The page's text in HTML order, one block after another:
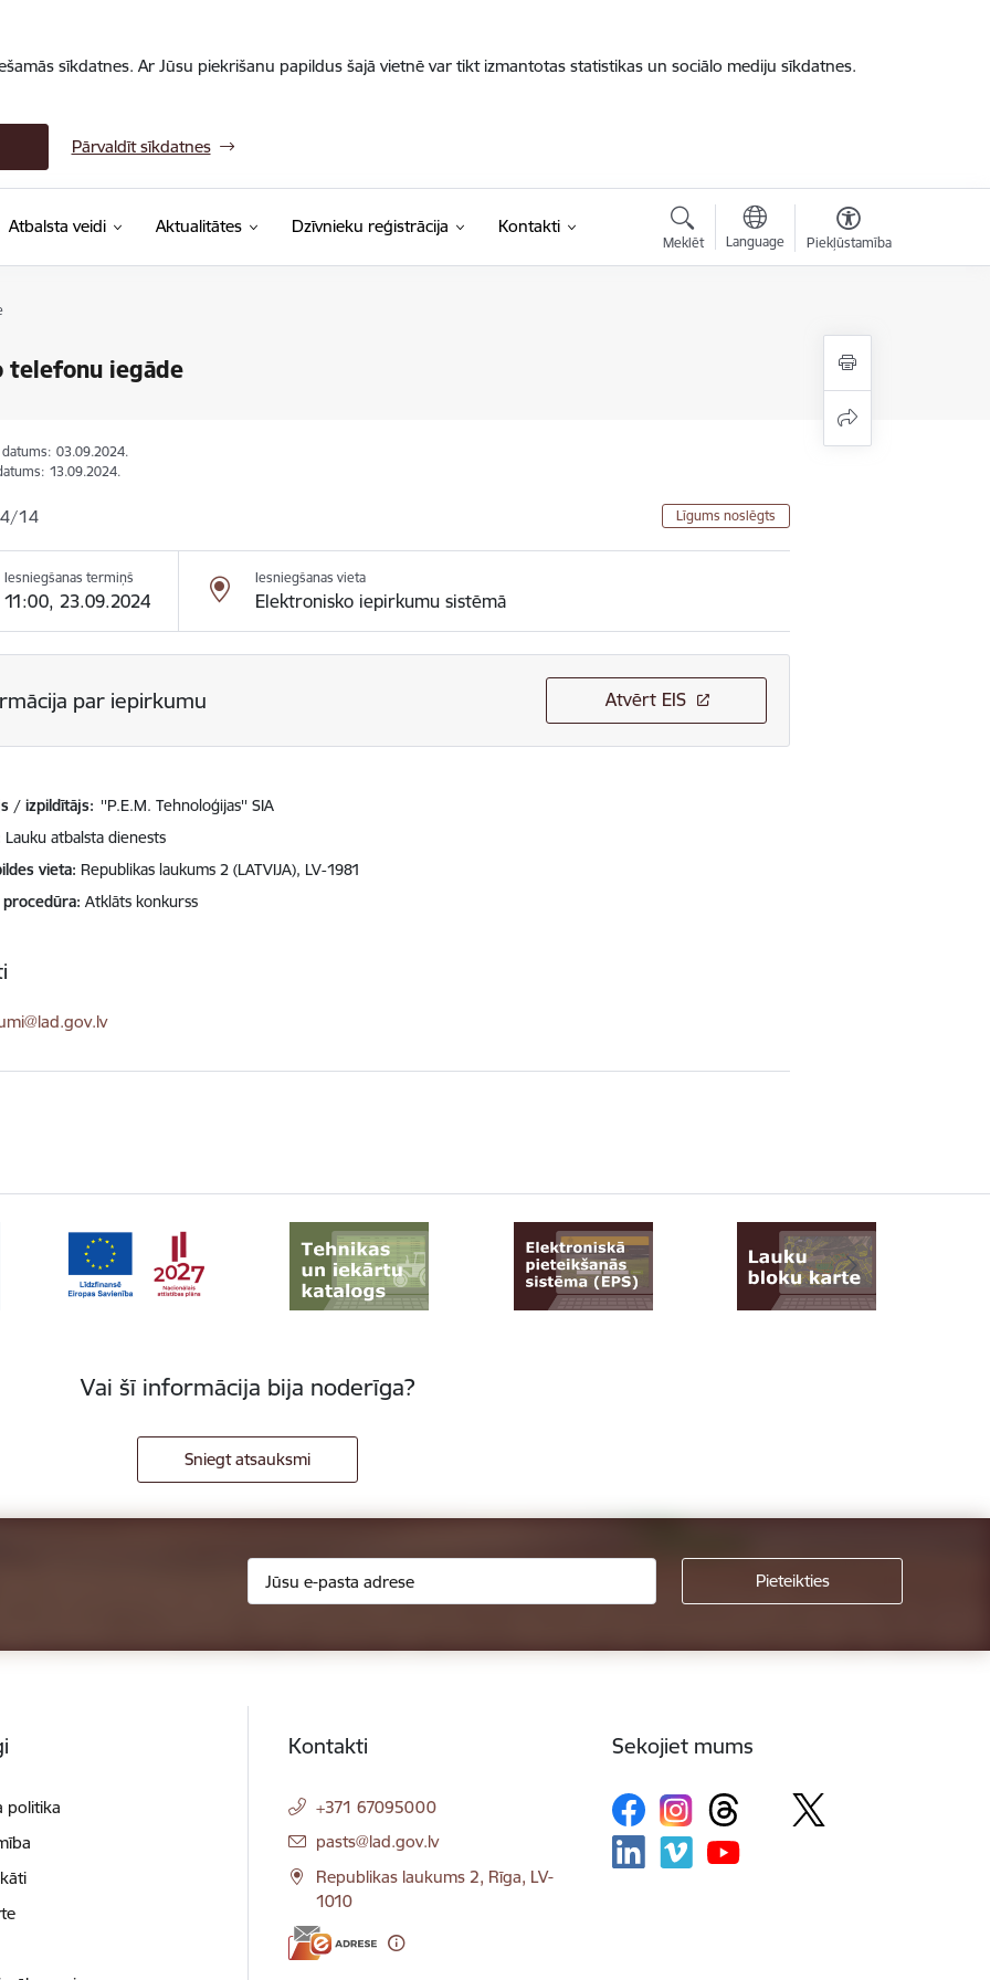
sīkdatnes. Ar Jūsu piekrišanu papildus šajā vietnē var tikt izmantotas statistikas un sociālo mediju sīkdatnes.
Pārvaldīt sīkdatnes
Atbalsta veidi Aktualitātes Dzīvnieku reģistrācija Kontakti
Meklēt Language Piekļūstamība
telefonu iegāde
03.09.2024.
13.09.2024.
14 Līgums noslēgts
Iesniegšanas termiņš
11:00, 23.09.2024
Iesniegšanas vieta
Elektronisko iepirkumu sistēmā
par iepirkumu Atvērt EIS
/ izpildītājs: ''P.E.M. Tehnoloģijas'' SIA
Lauku atbalsta dienests
vieta Republikas laukums 2 (LATVIJA), LV-1981
Atklāts konkurss
Vai šī informācija bija noderīga?
Sniegt atsauksmi
politika
Kontakti
+371 67095000
E-pasts:
pasts@lad.gov.lv
Republikas laukums 2, Rīga, LV-
1010
Sekojiet mums